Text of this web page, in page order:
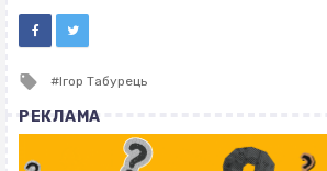
Tagged
Ігор Табурець
РЕКЛАМА